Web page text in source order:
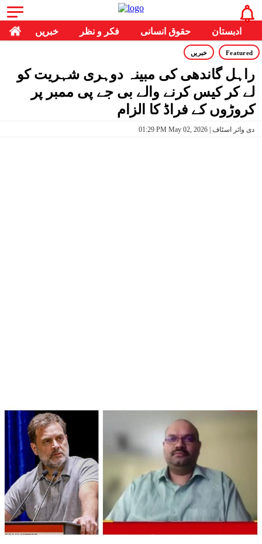
خبریں فکر و نظر حقوق انسانی ادبستان
Featured خبریں
راہل گاندھی کی مبینہ دوہری شہریت کو
لے کر کیس کرنے والے بی جے پی ممبر پر
کروڑوں کے فراڈ کا الزام
01:29 PM May 02, 2026 | دی وائر اسٹاف